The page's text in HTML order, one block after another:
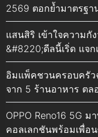
2569 ตอกย้ำมาตรฐ
แสนสิริ เข้าใจความ
&#8220;ดีลนี้เริ่ด แจ
อิมแพ็คชวนครอบครัว
จาก 5 ร้านอาหาร ตล
OPPO Reno16 5G
คอลเลกชันพร้อมเพื่อ